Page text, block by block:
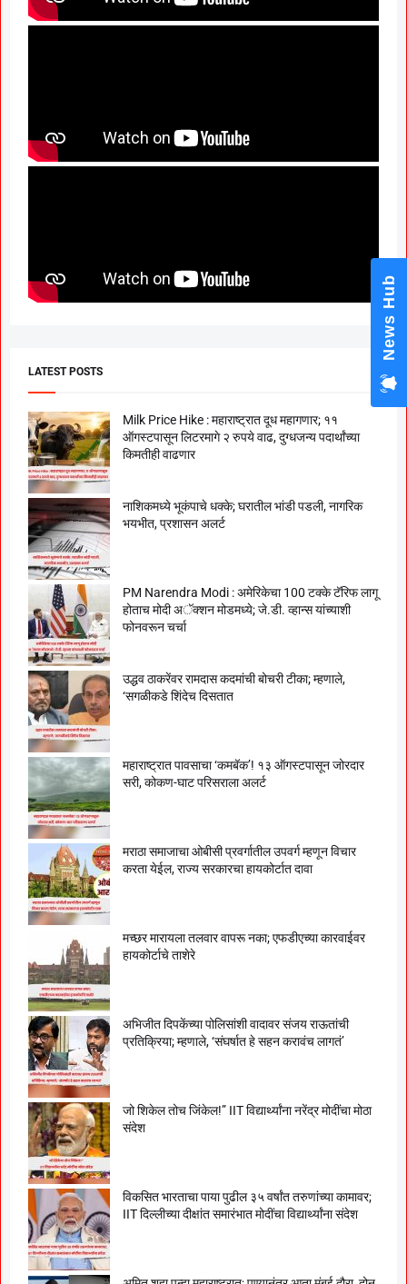
LATEST POSTS
Milk Price Hike : महाराष्ट्रात दूध महागणार; ११
ऑगस्टपासून लिटरमागे २ रुपये वाढ, दुग्धजन्य पदार्थांच्या
किमतीही वाढणार
नाशिकमध्ये भूकंपाचे धक्के; घरातील भांडी पडली, नागरिक
भयभीत, प्रशासन अलर्ट
PM Narendra Modi : अमेरिकेचा 100 टक्के टॅरिफ लागू
होताच मोदी अॅक्शन मोडमध्ये; जे.डी. व्हान्स यांच्याशी
फोनवरून चर्चा
उद्धव ठाकरेंवर रामदास कदमांची बोचरी टीका; म्हणाले,
‘सगळीकडे शिंदेच दिसतात
महाराष्ट्रात पावसाचा ‘कमबॅक’! १३ ऑगस्टपासून जोरदार
सरी, कोकण-घाट परिसराला अलर्ट
मराठा समाजाचा ओबीसी प्रवर्गातील उपवर्ग म्हणून विचार
करता येईल, राज्य सरकारचा हायकोर्टात दावा
मच्छर मारायला तलवार वापरू नका; एफडीएच्या कारवाईवर
हायकोर्टाचे ताशेरे
अभिजीत दिपकेंच्या पोलिसांशी वादावर संजय राऊतांची
प्रतिक्रिया; म्हणाले, ‘संघर्षात हे सहन करावंच लागतं’
जो शिकेल तोच जिंकेल!” IIT विद्यार्थ्यांना नरेंद्र मोदींचा मोठा
संदेश
विकसित भारताचा पाया पुढील ३५ वर्षांत तरुणांच्या कामावर;
IIT दिल्लीच्या दीक्षांत समारंभात मोदींचा विद्यार्थ्यांना संदेश